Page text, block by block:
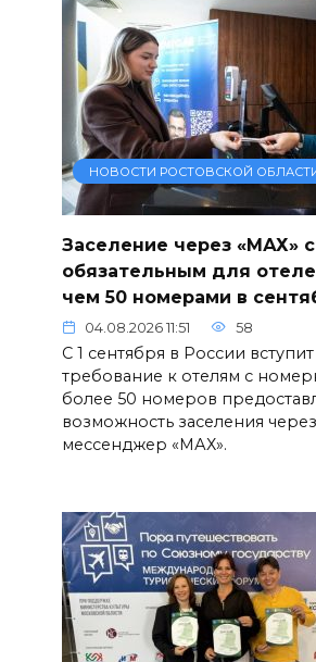
НОВОСТИ РОСТОВСКОЙ
Заселение через «МАХ»
обязательным для
чем 50 номерами в
04.08.2026 11:51 58
С 1 сентября в России
требование к отелям с
более 50 номеров
возможность заселения через
мессенджер «МАХ».